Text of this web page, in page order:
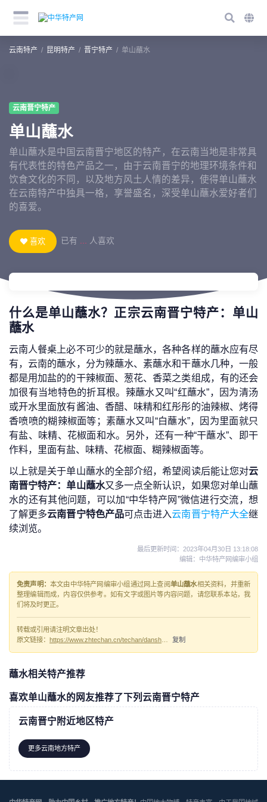
云南特产 昆明特产 晋宁特产 单山蘸水
云南晋宁特产
单山蘸水
单山蘸水是中国云南晋宁地区的特产，在云南当地是非常具
有代表性的特色产品之一，由于云南晋宁的地理环境条件和
饮食文化的不同，以及地方风土人情的差异，使得单山蘸水
在云南特产中独具一格，享誉盛名，深受单山蘸水爱好者们
的喜爱。
喜欢 已有 人喜欢
什么是单山蘸水？正宗云南晋宁特产：单山
蘸水
云南人餐桌上必不可少的就是蘸水，各种各样的蘸水应有尽
有，云南的蘸水，分为辣蘸水、素蘸水和干蘸水几种，一般
都是用加盐的的干辣椒面、葱花、香菜之类组成，有的还会
加很有当地特色的折耳根。辣蘸水又叫“红蘸水”，因为清汤
或开水里面放有酱油、香醋、味精和红彤彤的油辣椒、烤得
香喷喷的糊辣椒面等；素蘸水又叫“白蘸水”，因为里面就只
有盐、味精、花椒面和水。另外，还有一种“干蘸水”、即干
作料，里面有盐、味精、花椒面、糊辣椒面等。
以上就是关于单山蘸水的全部介绍，希望阅读后能让您对云
南晋宁特产：单山蘸水又多一点全新认识，如果您对单山蘸
水的还有其他问题，可以加“中华特产网”微信进行交流，想
了解更多云南晋宁特色产品可点击进入云南晋宁特产大全继
续浏览。
最后更新时间： 2023年04月30日 13:18:08
编辑：中华特产网编审小组
免责声明：本文由中华特产网编审小组通过网上查阅单山蘸水相关资料，并重新
整理编辑而成，内容仅供参考。如有文字或图片等内容问题，请您联系本站，我
们将及时更正。
转载或引用请注明文章出处！
原文链接：
复制
蘸水相关特产推荐
喜欢单山蘸水的网友推荐了下列云南晋宁特产
云南晋宁附近地区特产
更多云南地方特产